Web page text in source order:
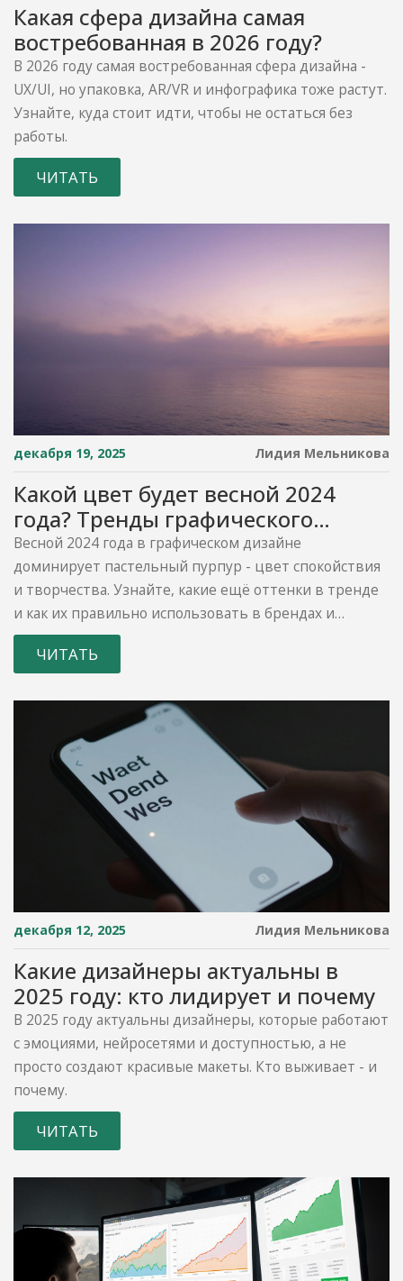
Какая сфера дизайна самая
востребованная в 2026 году?
В 2026 году самая востребованная сфера дизайна -
UX/UI, но упаковка, AR/VR и инфографика тоже растут.
Узнайте, куда стоит идти, чтобы не остаться без
работы.
ЧИТАТЬ
декабря 19, 2025 Лидия Мельникова
Какой цвет будет весной 2024
года? Тренды графического
дизайна
Весной 2024 года в графическом дизайне
доминирует пастельный пурпур - цвет спокойствия
и творчества. Узнайте, какие ещё оттенки в тренде
и как их правильно использовать в брендах и
интерфейсах.
ЧИТАТЬ
декабря 12, 2025 Лидия Мельникова
Какие дизайнеры актуальны в
2025 году: кто лидирует и почему
В 2025 году актуальны дизайнеры, которые работают
с эмоциями, нейросетями и доступностью, а не
просто создают красивые макеты. Кто выживает - и
почему.
ЧИТАТЬ